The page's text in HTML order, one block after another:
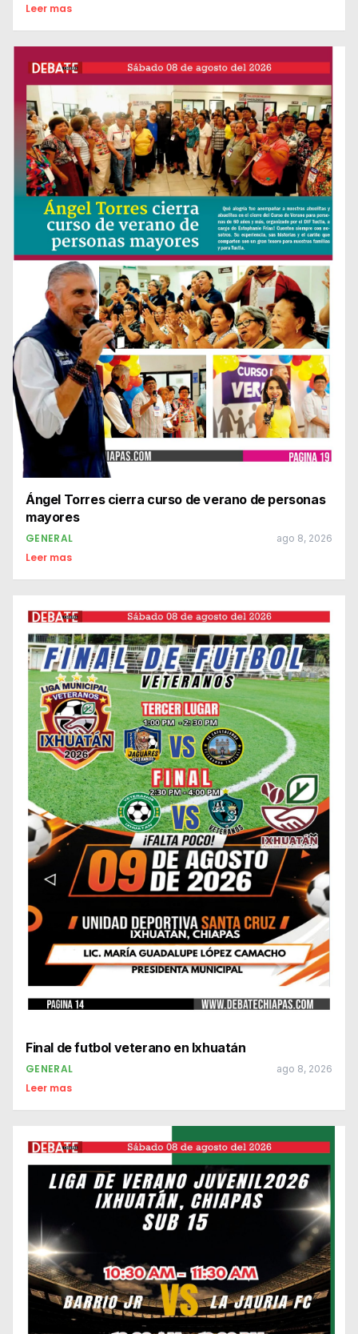
Leer mas
Ángel Torres cierra curso de verano de personas
mayores
GENERAL ago 8, 2026
Leer mas
Final de futbol veterano en Ixhuatán
GENERAL ago 8, 2026
Leer mas